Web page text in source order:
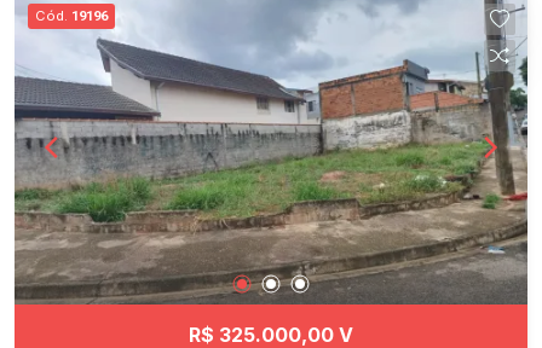
Cód. 19196
R$ 325.000,00 V